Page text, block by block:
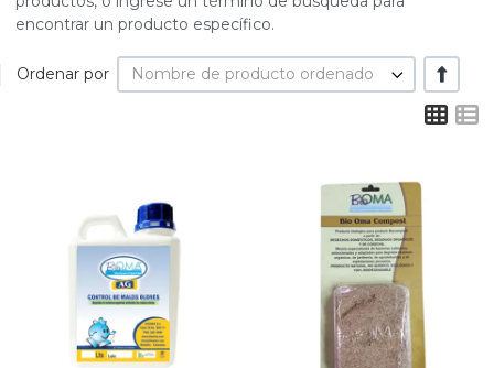
encontrar un producto específico.
Ordenar por Nombre de producto ordenado +/-
Añadir a la lista de deseos
Quick View